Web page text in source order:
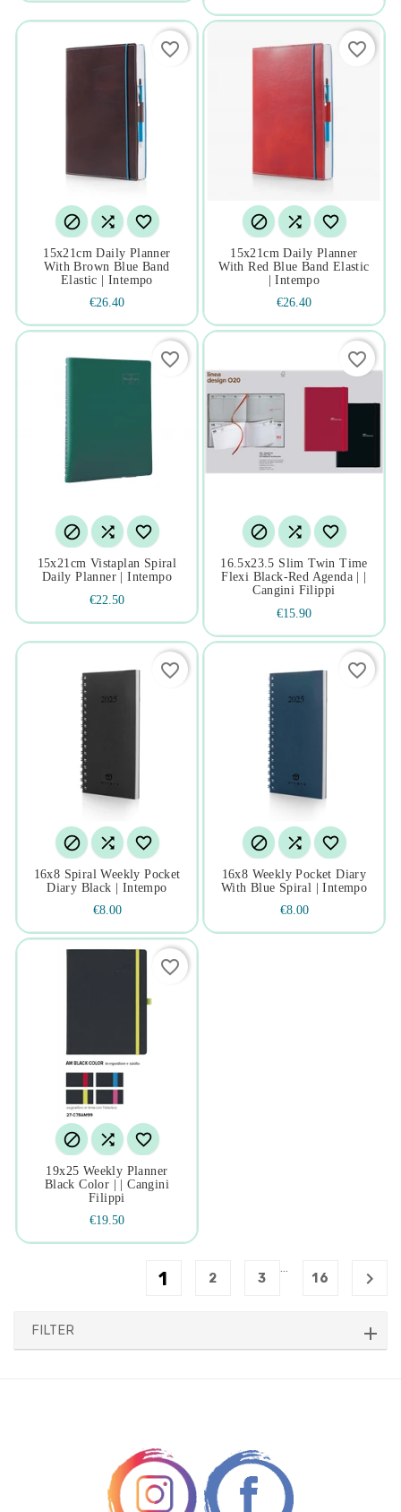
  
15x21cm Daily Planner
With Brown Blue Band
Elastic | Intempo
€26.40
favorite_border
  
15x21cm Daily Planner
With Red Blue Band Elastic
| Intempo
€26.40
favorite_border
  
15x21cm Vistaplan Spiral
Daily Planner | Intempo
€22.50
favorite_border
  
16.5x23.5 Slim Twin Time
Flexi Black-Red Agenda | |
Cangini Filippi
€15.90
favorite_border
  
16x8 Spiral Weekly Pocket
Diary Black | Intempo
€8.00
favorite_border
  
16x8 Weekly Pocket Diary
With Blue Spiral | Intempo
€8.00
favorite_border
  
19x25 Weekly Planner
Black Color | | Cangini
Filippi
€19.50
favorite_border
1 2 3
…
16 
FILTER